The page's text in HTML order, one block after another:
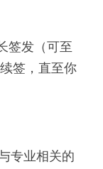
签发（可至
签，直至你